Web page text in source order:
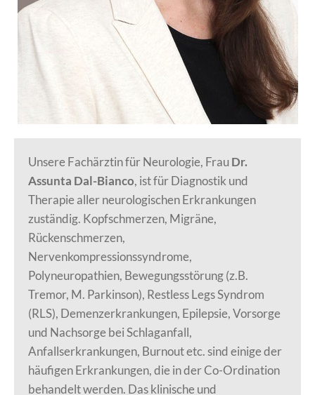
Unsere Fachärztin für Neurologie, FrauDr.
Assunta Dal-Bianco, ist für Diagnostik und
Therapie aller neurologischen Erkrankungen
zuständig. Kopfschmerzen, Migräne,
Rückenschmerzen,
Nervenkompressionssyndrome,
Polyneuropathien, Bewegungsstörung (z.B.
Tremor, M. Parkinson), Restless Legs Syndrom
(RLS), Demenzerkrankungen, Epilepsie, Vorsorge
und Nachsorge bei Schlaganfall,
Anfallserkrankungen, Burnout etc. sind einige der
häufigen Erkrankungen, die in der Co-Ordination
behandelt werden. Das klinische und